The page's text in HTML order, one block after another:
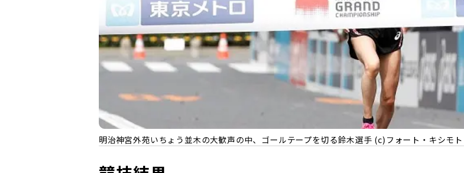
明治神宮外苑いちょう並木の大歓声の中、ゴールテープを切る鈴木選手 (c)フォート・キシモト